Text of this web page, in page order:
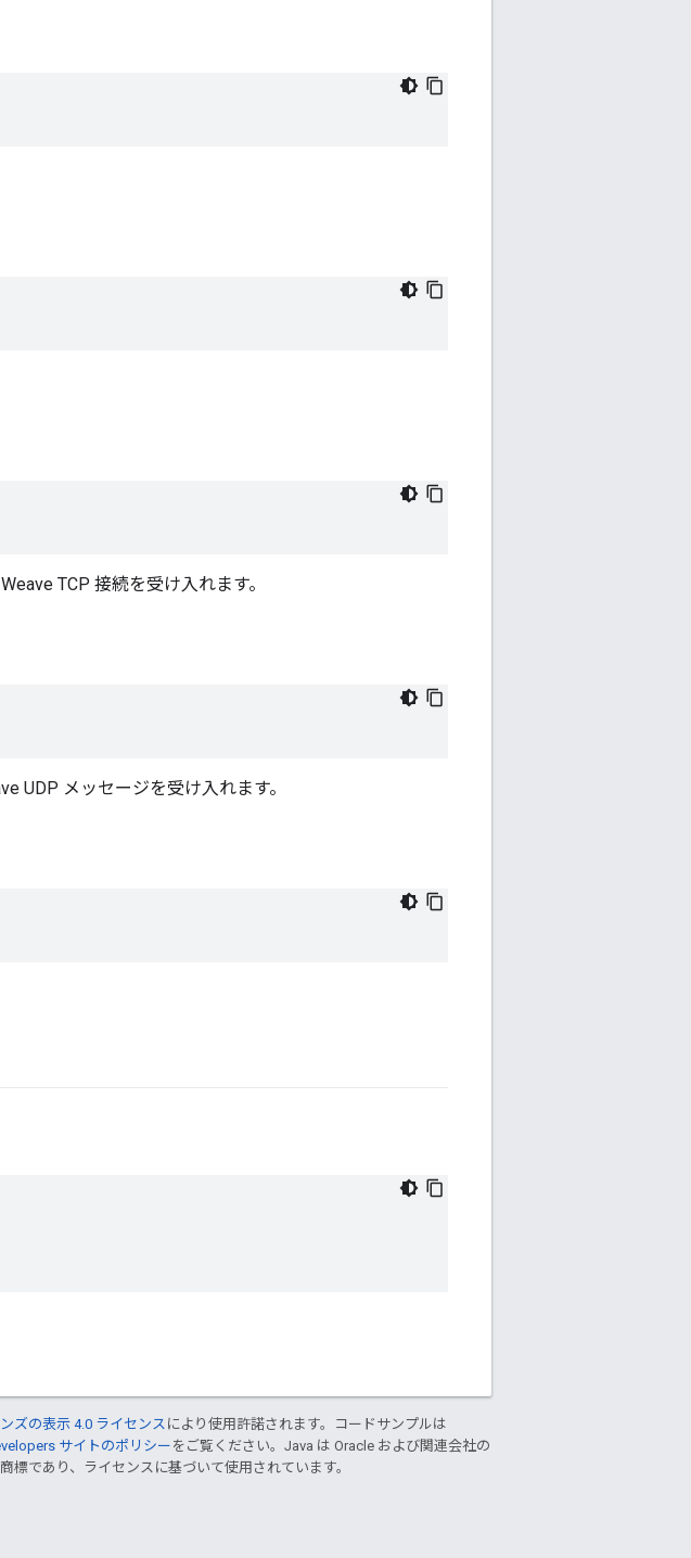
TCP 接続を受け入れます。
UDP メッセージを受け入れます。
ズの表示 4.0 ライセンス により使用許諾されます。コードサンプルは
サイトのポリシー をご覧ください。Java は Oracle および関連会社の
標であり、ライセンスに基づいて使用されています。